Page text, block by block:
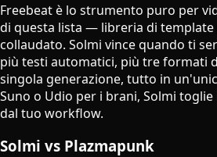
Freebeat è lo strumento puro per
di questa lista — libreria di template
collaudato. Solmi vince quando ti
più testi automatici, più tre formati
singola generazione, tutto in
Suno o Udio per i brani, Solmi
dal tuo workflow.
Solmi vs Plazmapunk